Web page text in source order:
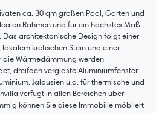
ca. 30 qm großen Pool, Garten und
Rahmen und für ein höchstes Maß
Das architektonische Design folgt einer
kretischen Stein und einer
die Wärmedämmung werden
dreifach verglaste Aluminiumfenster
Jalousien u.a. für thermische und
verfügt in allen Bereichen über
können Sie diese Immobilie möbliert